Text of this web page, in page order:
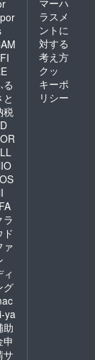
る
と
税
ラ
ド
ァ
ィ
グ
ya
助
申
サ
ラスメ
ントに
対する
考え方
クッ
キーポ
リシー